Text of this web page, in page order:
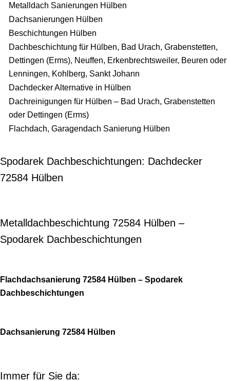
Metalldach Sanierungen Hülben
Dachsanierungen Hülben
Beschichtungen Hülben
Dachbeschichtung für Hülben, Bad Urach, Grabenstetten,
Dettingen (Erms), Neuffen, Erkenbrechtsweiler, Beuren oder
Lenningen, Kohlberg, Sankt Johann
Dachdecker Alternative in Hülben
Dachreinigungen für Hülben – Bad Urach, Grabenstetten
oder Dettingen (Erms)
Flachdach, Garagendach Sanierung Hülben
Spodarek Dachbeschichtungen: Dachdecker
72584 Hülben
Metalldachbeschichtung 72584 Hülben –
Spodarek Dachbeschichtungen
Flachdachsanierung 72584 Hülben – Spodarek
Dachbeschichtungen
Dachsanierung 72584 Hülben
Immer für Sie da: